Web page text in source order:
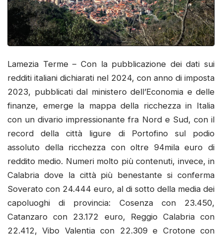
Lamezia Terme – Con la pubblicazione dei dati sui
redditi italiani dichiarati nel 2024, con anno di imposta
2023, pubblicati dal ministero dell’Economia e delle
finanze, emerge la mappa della ricchezza in Italia
con un divario impressionante fra Nord e Sud, con il
record della città ligure di Portofino sul podio
assoluto della ricchezza con oltre 94mila euro di
reddito medio. Numeri molto più contenuti, invece, in
Calabria dove la città più benestante si conferma
Soverato con 24.444 euro, al di sotto della media dei
capoluoghi di provincia: Cosenza con 23.450,
Catanzaro con 23.172 euro, Reggio Calabria con
22.412, Vibo Valentia con 22.309 e Crotone con